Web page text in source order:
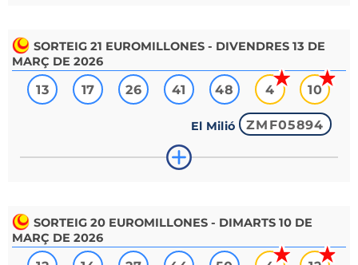
SORTEIG 21 EUROMILLONES - DIVENDRES 13 DE
MARÇ DE 2026
13 17 26 41 48 4 10
El Milió ZMF05894
SORTEIG 20 EUROMILLONES - DIMARTS 10 DE
MARÇ DE 2026